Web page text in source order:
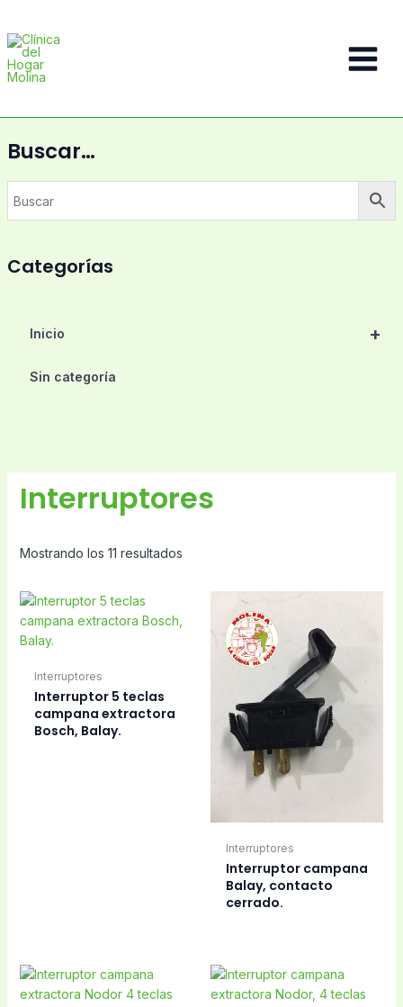
contenido
Main
Buscar…
Categorías
+
Inicio
Sin categoría
Interruptores
Mostrando los 11 resultados
Interruptores
Interruptor 5 teclas
campana extractora
Bosch, Balay.
Interruptores
Interruptor campana
Balay, contacto
cerrado.